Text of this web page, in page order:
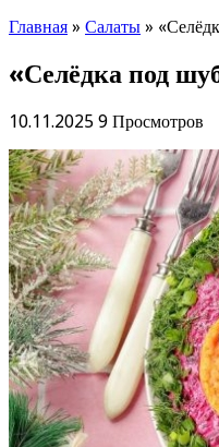
Главная » Салаты »
«Селёдка под
10.11.2025 9 Просмотров